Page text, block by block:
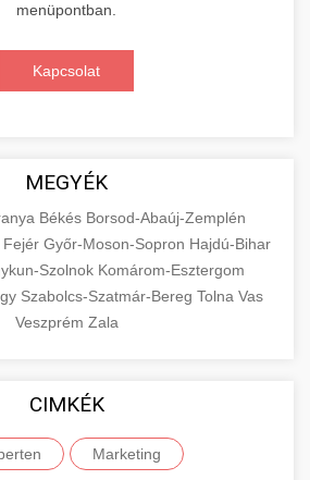
menüpontban.
Kapcsolat
MEGYÉK
Békés Borsod-Abaúj-Zemplén
Fejér Győr-Moson-Sopron Hajdú-Bihar
Szolnok Komárom-Esztergom
Szabolcs-Szatmár-Bereg Tolna Vas
Veszprém Zala
CIMKÉK
Marketing